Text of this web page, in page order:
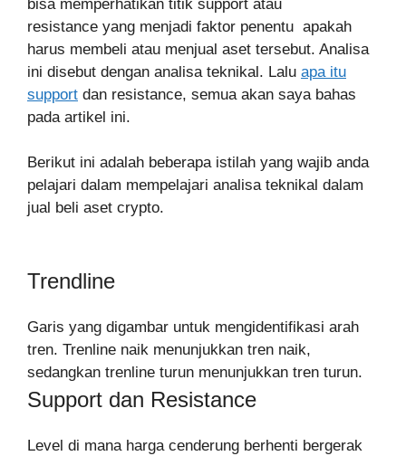
bisa memperhatikan titik support atau
resistance yang menjadi faktor penentu apakah
harus membeli atau menjual aset tersebut. Analisa
ini disebut dengan analisa teknikal. Lalu apa itu
support dan resistance, semua akan saya bahas
pada artikel ini.
Berikut ini adalah beberapa istilah yang wajib anda
pelajari dalam mempelajari analisa teknikal dalam
jual beli aset crypto.
Trendline
Garis yang digambar untuk mengidentifikasi arah
tren. Trenline naik menunjukkan tren naik,
sedangkan trenline turun menunjukkan tren turun.
Support dan Resistance
Level di mana harga cenderung berhenti bergerak